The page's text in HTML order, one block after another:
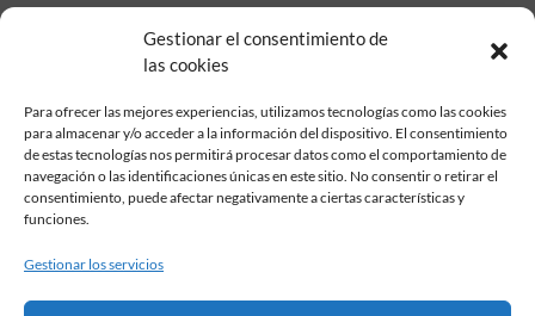
Gestionar el consentimiento de
las cookies
Para ofrecer las mejores experiencias, utilizamos tecnologías como las cookies
para almacenar y/o acceder a la información del dispositivo. El consentimiento
de estas tecnologías nos permitirá procesar datos como el comportamiento de
navegación o las identificaciones únicas en este sitio. No consentir o retirar el
consentimiento, puede afectar negativamente a ciertas características y
funciones.
Gestionar los servicios
Fundación Pastor de Estudios Clásicos
Calle Serrano, 107. Madrid, 28006.
915617236
2026 Todos los derechos reservados © Fundación Pastor. Sitio web